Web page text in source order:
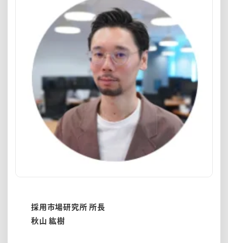
採用市場研究所 所長
秋山 紘樹